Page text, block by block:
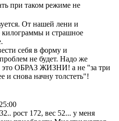
при таком режиме не
От нашей лени и
и страшное
себя в форму и
не будет. Надо же
это ОБРАЗ ЖИЗНИ! а не "за три
и снова начну толстеть"!
рост 172, вес 52... у меня